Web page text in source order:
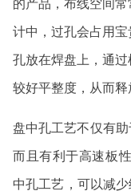
的产品，布线空间
计中，过孔会占用
孔放在焊盘上，通
较好平整度，从而释
盘中孔工艺不仅有助
而且有利于高速板
中孔工艺，可以减